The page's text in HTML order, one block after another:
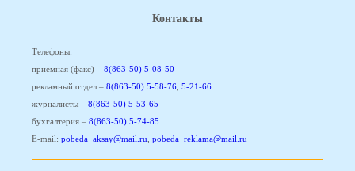
Контакты
Телефоны:
приемная (факс) – 8(863-50) 5-08-50
рекламный отдел – 8(863-50) 5-58-76, 5-21-66
журналисты – 8(863-50) 5-53-65
бухгалтерия – 8(863-50) 5-74-85
E-mail: pobeda_aksay@mail.ru, pobeda_reklama@mail.ru